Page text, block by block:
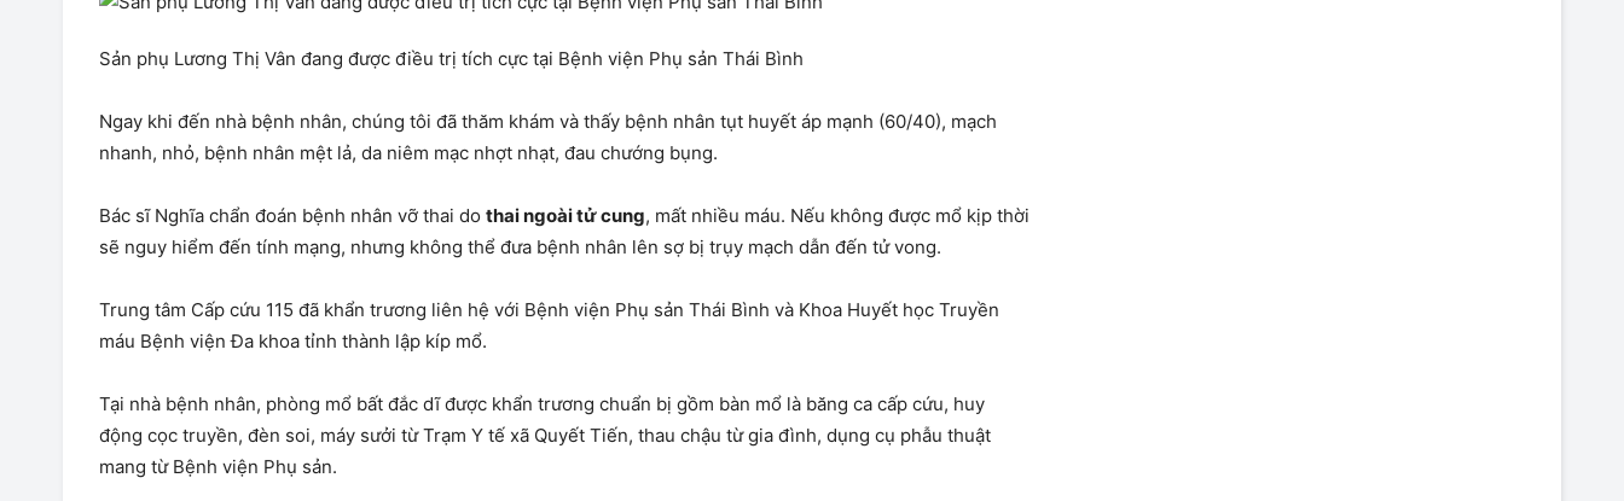
Sản phụ Lương Thị Vân đang được điều trị tích cực tại Bệnh viện Phụ sản Thái Bình
Ngay khi đến nhà bệnh nhân, chúng tôi đã thăm khám và thấy bệnh nhân tụt huyết áp mạnh (60/40), mạch
nhanh, nhỏ, bệnh nhân mệt lả, da niêm mạc nhợt nhạt, đau chướng bụng.
Bác sĩ Nghĩa chẩn đoán bệnh nhân vỡ thai do thai ngoài tử cung, mất nhiều máu. Nếu không được mổ kịp thời
sẽ nguy hiểm đến tính mạng, nhưng không thể đưa bệnh nhân lên sợ bị trụy mạch dẫn đến tử vong.
Trung tâm Cấp cứu 115 đã khẩn trương liên hệ với Bệnh viện Phụ sản Thái Bình và Khoa Huyết học Truyền
máu Bệnh viện Đa khoa tỉnh thành lập kíp mổ.
Tại nhà bệnh nhân, phòng mổ bất đắc dĩ được khẩn trương chuẩn bị gồm bàn mổ là băng ca cấp cứu, huy
động cọc truyền, đèn soi, máy sưởi từ Trạm Y tế xã Quyết Tiến, thau chậu từ gia đình, dụng cụ phẫu thuật
mang từ Bệnh viện Phụ sản.